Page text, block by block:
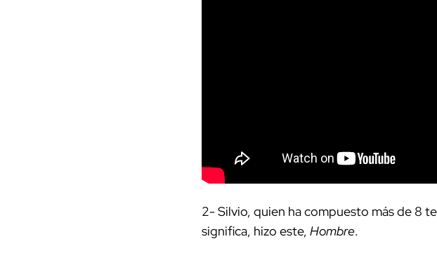
2- Silvio, quien ha compuesto más de 8
significa, hizo este, Hombre.